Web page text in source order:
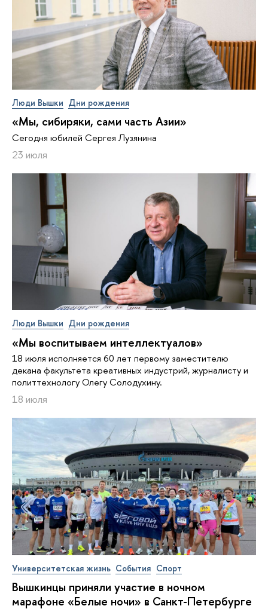
Люди Вышки Дни рождения
«Мы, сибиряки, сами часть Азии»
Сегодня юбилей Сергея Лузянина
23 июля
Люди Вышки Дни рождения
«Мы воспитываем интеллектуалов»
18 июля исполняется 60 лет первому заместителю
декана факультета креативных индустрий, журналисту и
политтехнологу Олегу Солодухину.
18 июля
Университетская жизнь События Спорт
Вышкинцы приняли участие в ночном
марафоне «Белые ночи» в Санкт-Петербурге